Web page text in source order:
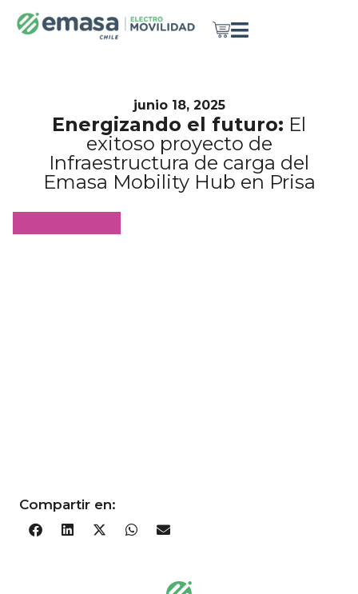
junio 18, 2025
Energizando el futuro: El
exitoso proyecto de
Infraestructura de carga del
Emasa Mobility Hub en Prisa
Compartir en: